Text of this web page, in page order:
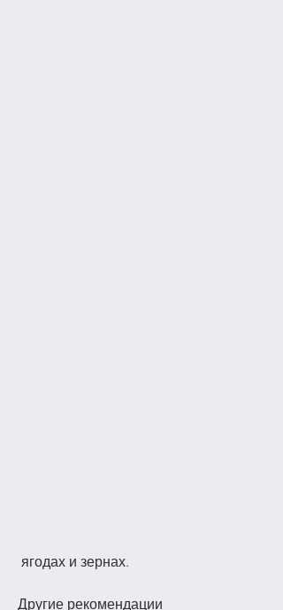
ягодах и зернах.
Другие рекомендации